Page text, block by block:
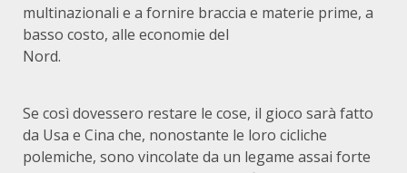
multinazionali e a fornire braccia e materie prime, a
basso costo, alle economie del
Nord.
Se così dovessero restare le cose, il gioco sarà fatto
da Usa e Cina che, nonostante le loro cicliche
polemiche, sono vincolate da un legame assai forte